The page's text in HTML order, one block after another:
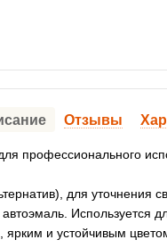
Отзывы
профессионального
для уточнения
Используется
ярким и устойчивым